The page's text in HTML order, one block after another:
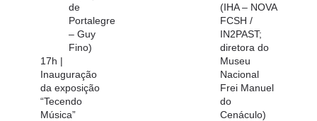
de
Portalegre
– Guy
Fino)
17h |
Inauguração
da exposição
“Tecendo
Música”
(IHA – NOVA
FCSH /
IN2PAST;
diretora do
Museu
Nacional
Frei Manuel
do
Cenáculo)